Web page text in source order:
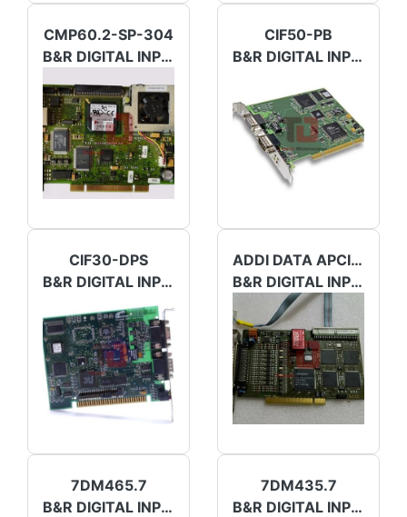
CMP60.2-SP-304
B&R DIGITAL INPUT/OUTPUT
CIF50-PB
B&R DIGITAL INPUT/OUTPUT
CIF30-DPS
B&R DIGITAL INPUT/OUTPUT
ADDI DATA APCI 1710
B&R DIGITAL INPUT/OUTPUT
7DM465.7
B&R DIGITAL INPUT/OUTPUT
7DM435.7
B&R DIGITAL INPUT/OUTPUT